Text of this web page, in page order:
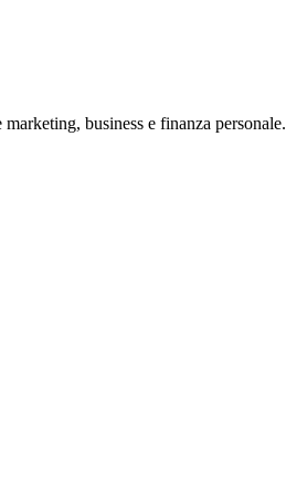
business e finanza personale.